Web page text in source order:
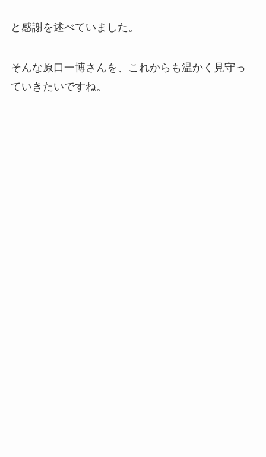
と感謝を述べていました。
そんな原口一博さんを、これからも温かく見守っ
ていきたいですね。